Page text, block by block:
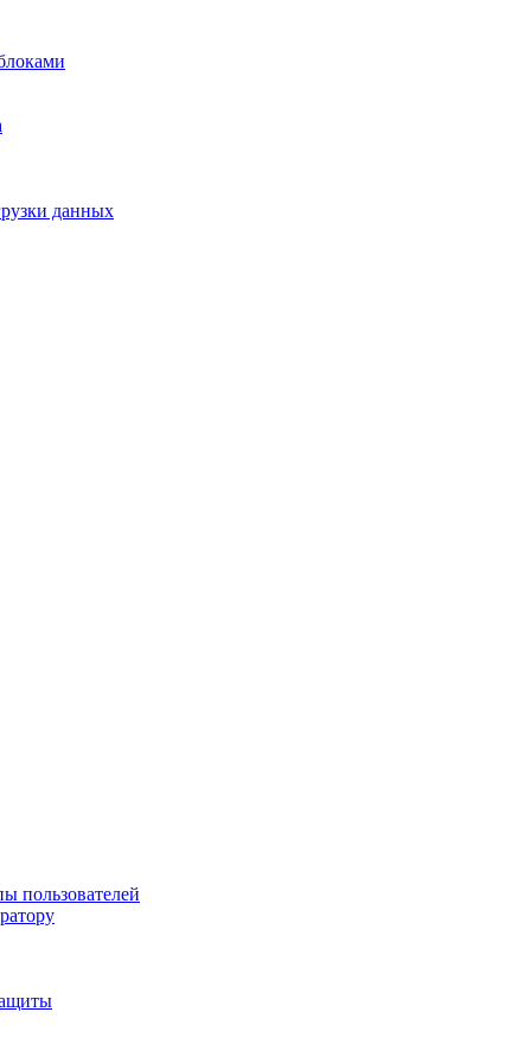
данных
пользователей